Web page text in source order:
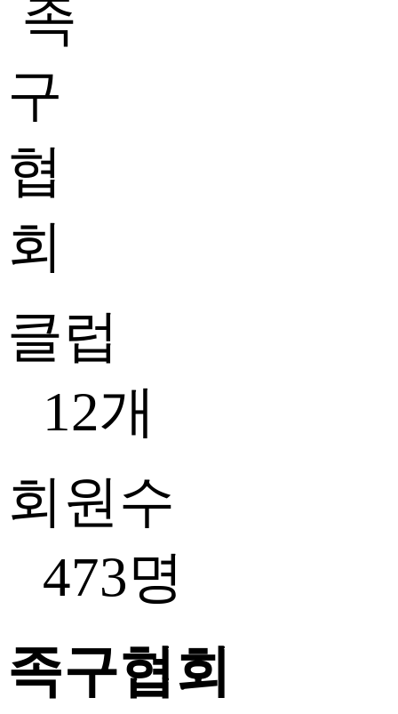
클럽
12개
회원수
473명
족구협회